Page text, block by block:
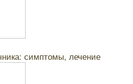
симптомы, лечение